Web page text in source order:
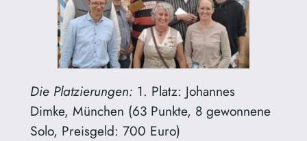
Die Platzierungen: 1. Platz: Johannes
Dimke, München (63 Punkte, 8 gewonnene
Solo, Preisgeld: 700 Euro)